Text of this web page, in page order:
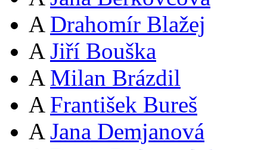
A Drahomír Blažej
A Jiří Bouška
A Milan Brázdil
A František Bureš
A Jana Demjanová